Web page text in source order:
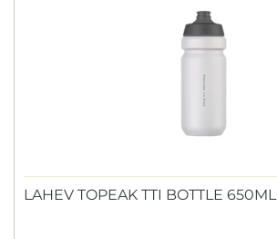
LAHEV TOPEAK TTI BOTTLE 650ML